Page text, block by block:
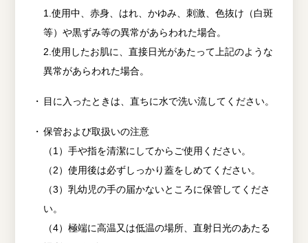
1.使用中、赤身、はれ、かゆみ、刺激、色抜け（白斑
等）や黒ずみ等の異常があらわれた場合。
2.使用したお肌に、直接日光があたって上記のような
異常があらわれた場合。
目に入ったときは、直ちに水で洗い流してください。
保管および取扱いの注意
（1）手や指を清潔にしてからご使用ください。
（2）使用後は必ずしっかり蓋をしめてください。
（3）乳幼児の手の届かないところに保管してくださ
い。
（4）極端に高温又は低温の場所、直射日光のあたる